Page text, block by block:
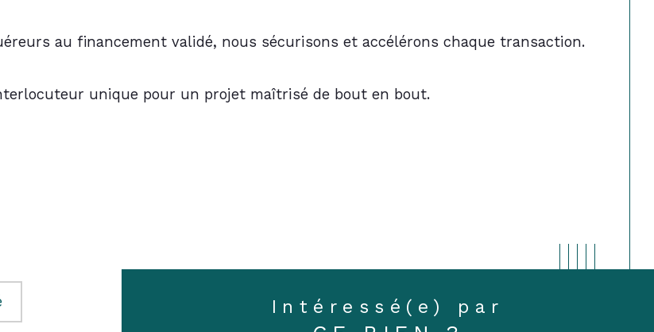
au financement validé, nous sécurisons et accélérons chaque transaction.
unique pour un projet maîtrisé de bout en bout.
Intéressé(e) par